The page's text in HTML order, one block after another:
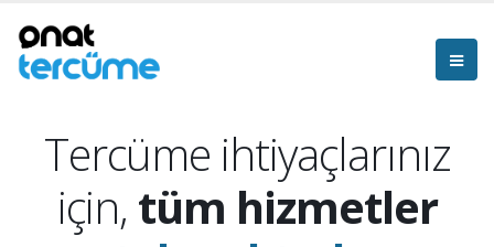
Tercüme ihtiyaçlarınız
için, tüm hizmetler